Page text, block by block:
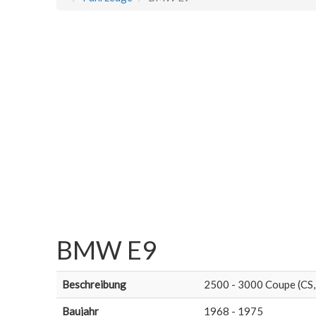
BMW E9
Beschreibung 2500 - 3000 Coupe
Baujahr 1968 - 1975